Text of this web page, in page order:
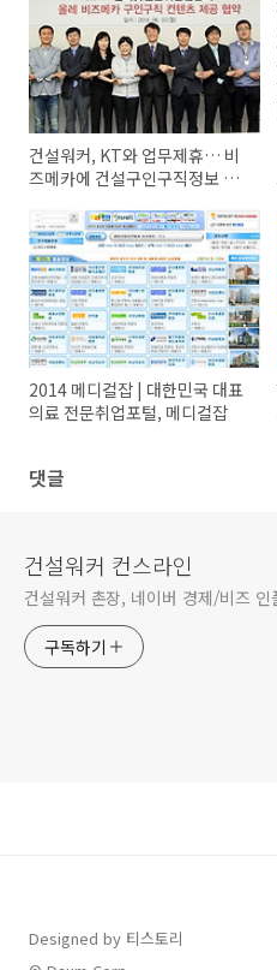
건설워커, KT와 업무제휴… 비
즈메카에 건설구인구직정보 제
2014 메디컬잡 | 대한민국 대표
의료 전문취업포털, 메디컬잡
댓글
건설워커 컨스라인
건설워커 촌장, 네이버 경제/비즈 인
구독하기
Designed by 티스토리